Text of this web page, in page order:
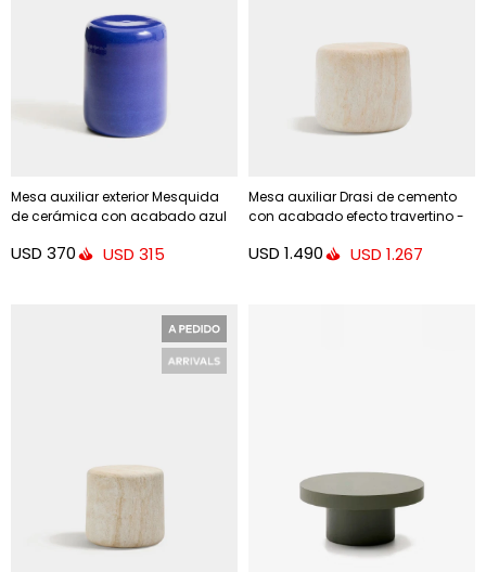
Mesa auxiliar exterior Mesquida
de cerámica con acabado azul
USD 370 USD 315
Mesa auxiliar Drasi de cemento
con acabado efecto travertino -
USD 1.490 USD 1.267